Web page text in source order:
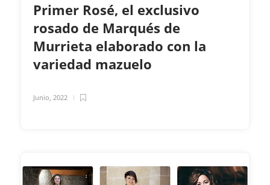
Primer Rosé, el exclusivo
rosado de Marqués de
Murrieta elaborado con la
variedad mazuelo
Junio, 2022